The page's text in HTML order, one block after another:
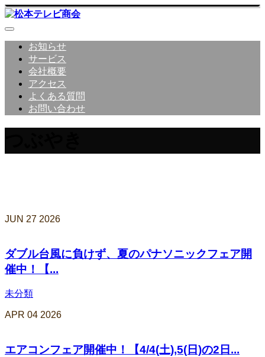
お知らせ
サービス
会社概要
アクセス
よくある質問
お問い合わせ
JUN 27 2026
ダブル台風に負けず、夏のパナソニックフェア開
催中！【...
未分類
APR 04 2026
エアコンフェア開催中！【4/4(土),5(日)の2日...